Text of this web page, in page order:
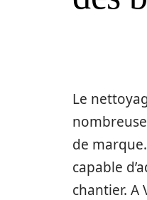
Le
de
capable
chantier. A